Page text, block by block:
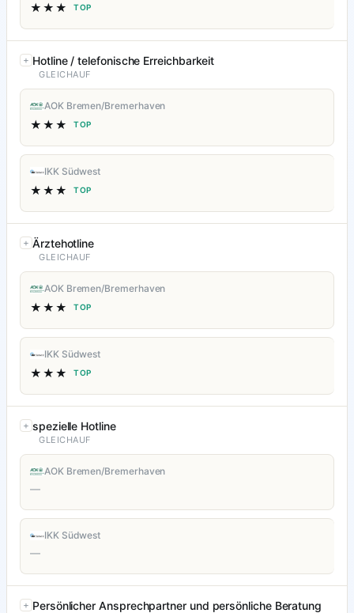
★★★ TOP
Hotline / telefonische Erreichbarkeit
GLEICHAUF
AOK Bremen/Bremerhaven
★★★ TOP
IKK Südwest
★★★ TOP
Ärztehotline
GLEICHAUF
AOK Bremen/Bremerhaven
★★★ TOP
IKK Südwest
★★★ TOP
spezielle Hotline
GLEICHAUF
AOK Bremen/Bremerhaven
—
IKK Südwest
—
Persönlicher Ansprechpartner und persönliche Beratung